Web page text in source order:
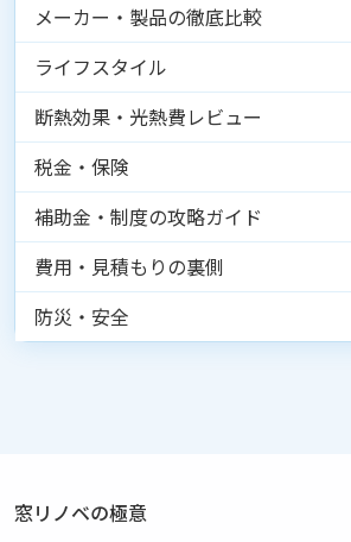
メーカー・製品の徹底比較
ライフスタイル
断熱効果・光熱費レビュー
税金・保険
補助金・制度の攻略ガイド
費用・見積もりの裏側
防災・安全
窓リノベの極意